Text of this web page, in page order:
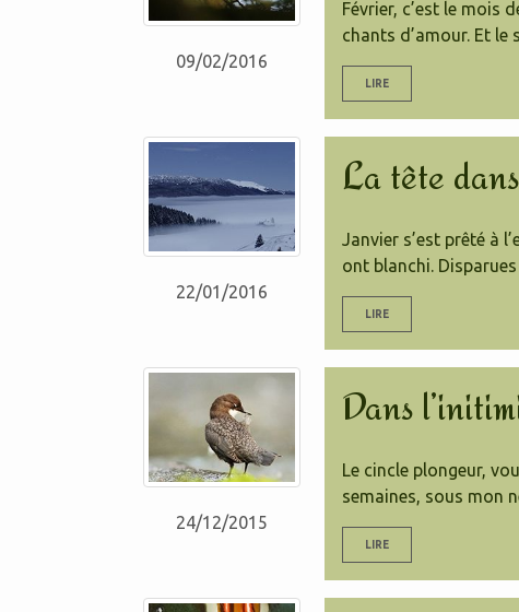
09/02/2016
Février, c’est le mois
chants d’amour. Et
LIRE
22/01/2016
La tête
Janvier s’est prêté à
ont blanchi.
LIRE
24/12/2015
Dans
Le cincle plongeur,
semaines, sous mon
LIRE